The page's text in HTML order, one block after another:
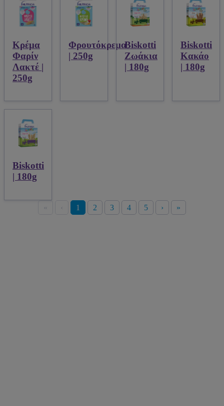
Κρέμα
Φαρίν
Λακτέ |
250g
Φρουτόκρεμα
| 250g
Biskotti
Ζωάκια
| 180g
Biskotti
Κακάο
| 180g
Biskotti
| 180g
« ‹ 1 2 3 4 5 › »